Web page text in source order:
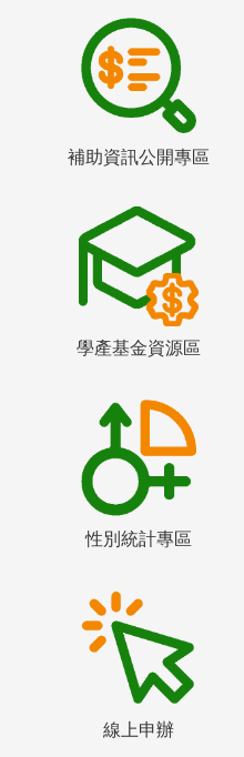
補助資訊公開專區
學產基金資源區
性別統計專區
線上申辦